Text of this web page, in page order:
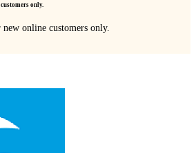
only.
online customers only.